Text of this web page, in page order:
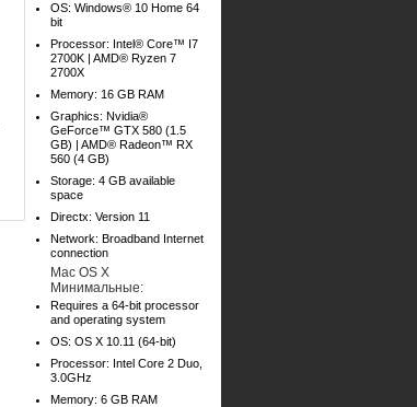
OS: Windows® 10 Home 64
bit
Processor: Intel® Core™ I7
2700K | AMD® Ryzen 7
2700X
Memory: 16 GB RAM
Graphics: Nvidia®
GeForce™ GTX 580 (1.5
GB) | AMD® Radeon™ RX
560 (4 GB)
Storage: 4 GB available
space
Directx: Version 11
Network: Broadband Internet
connection
Mac OS X
Минимальные:
Requires a 64-bit processor
and operating system
OS: OS X 10.11 (64-bit)
Processor: Intel Core 2 Duo,
3.0GHz
Memory: 6 GB RAM